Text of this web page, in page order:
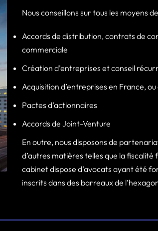
Nous conseillons sur tous les moyens
Accords de distribution, contrats de
commerciale
Création d’entreprises et conseil
Acquisition d’entreprises en France,
Pactes d’actionnaires
Accords de Joint-Venture
En outre, nous disposons de
d’autres matières telles que la
cabinet dispose d’avocats ayant été
inscrits dans des barreaux de